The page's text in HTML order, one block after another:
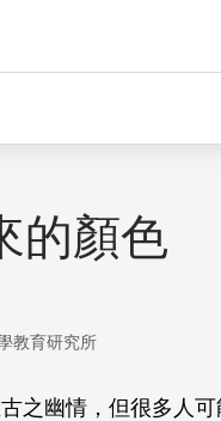
的顏色
教育研究所
之幽情，但很多人